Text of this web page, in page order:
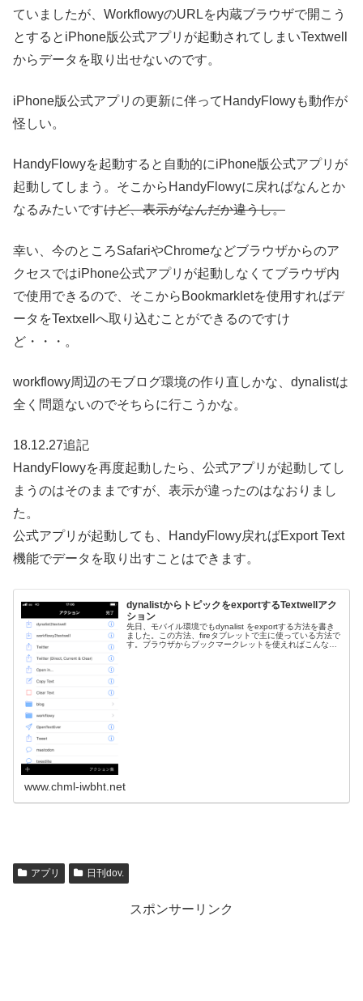
ていましたが、WorkflowyのURLを内蔵ブラウザで開こう
とするとiPhone版公式アプリが起動されてしまいTextwell
からデータを取り出せないのです。
iPhone版公式アプリの更新に伴ってHandyFlowyも動作が
怪しい。
HandyFlowyを起動すると自動的にiPhone版公式アプリが
起動してしまう。そこからHandyFlowyに戻ればなんとか
なるみたいですけど、表示がなんだか違うし。
幸い、今のところSafariやChromeなどブラウザからのア
クセスではiPhone公式アプリが起動しなくてブラウザ内
で使用できるので、そこからBookmarkletを使用すればデ
ータをTextxellへ取り込むことができるのですけ
ど・・・。
workflowy周辺のモブログ環境の作り直しかな、dynalistは
全く問題ないのでそちらに行こうかな。
18.12.27追記
HandyFlowyを再度起動したら、公式アプリが起動してし
まうのはそのままですが、表示が違ったのはなおりまし
た。
公式アプリが起動しても、HandyFlowy戻ればExport Text
機能でデータを取り出すことはできます。
dynalistからトピックをexportするTextwellアク
ション
先日、モバイル環境でもdynalist をexportする方法を書き
ました。この方法、fireタブレットで主に使っている方法で
す。ブラウザからブックマークレットを使えればこんな面
www.chml-iwbht.net
アプリ 日刊dov.
スポンサーリンク